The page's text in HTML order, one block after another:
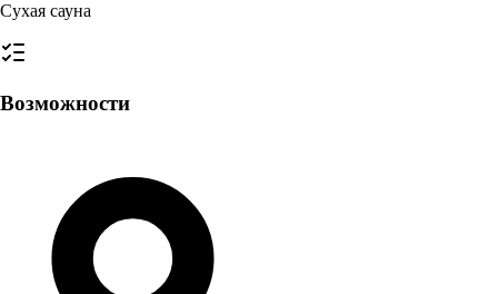
Сухая сауна
Возможности